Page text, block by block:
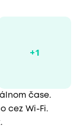
čase.
cez Wi-Fi.